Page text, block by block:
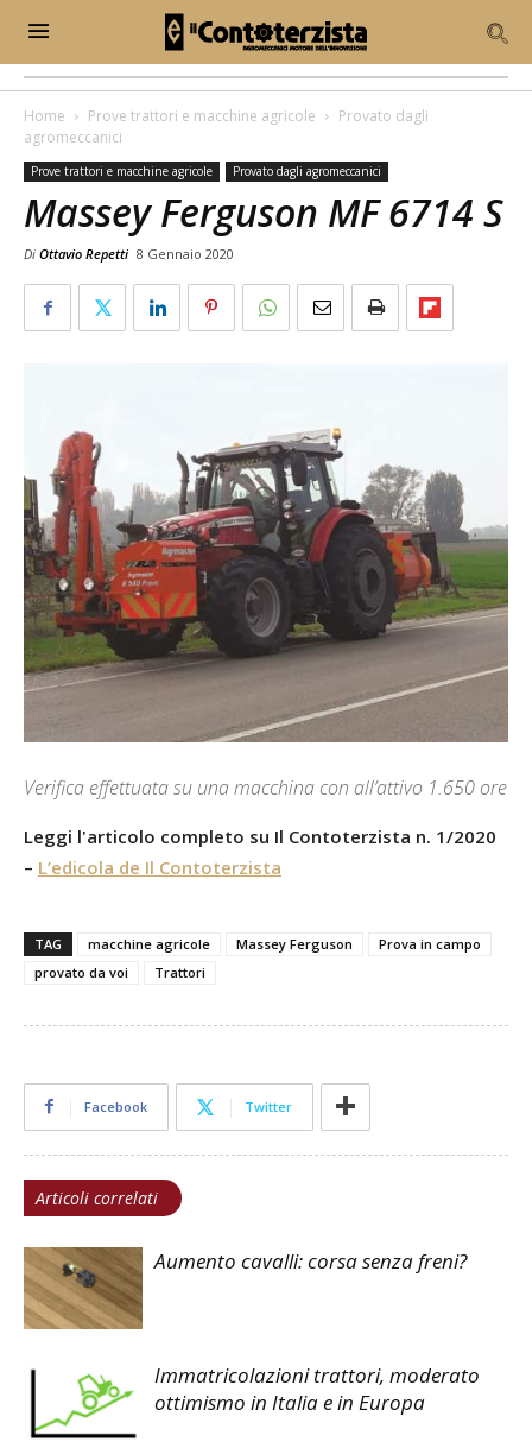
Home Prove trattori e macchine agricole
Provato dagli
agromeccanici
Prove trattori e macchine agricole Provato dagli agromeccanici
Massey Ferguson MF 6714 S
Di Ottavio Repetti 8 Gennaio 2020
Verifica effettuata su una macchina con all’attivo 1.650 ore
Leggi l'articolo completo su Il Contoterzista n. 1/2020
– L’edicola de Il Contoterzista
TAG macchine agricole Massey Ferguson
Prova in campo
provato da voi
Trattori
Facebook Twitter
Articoli correlati
Aumento cavalli: corsa senza freni?
Immatricolazioni trattori, moderato
ottimismo in Italia e in Europa